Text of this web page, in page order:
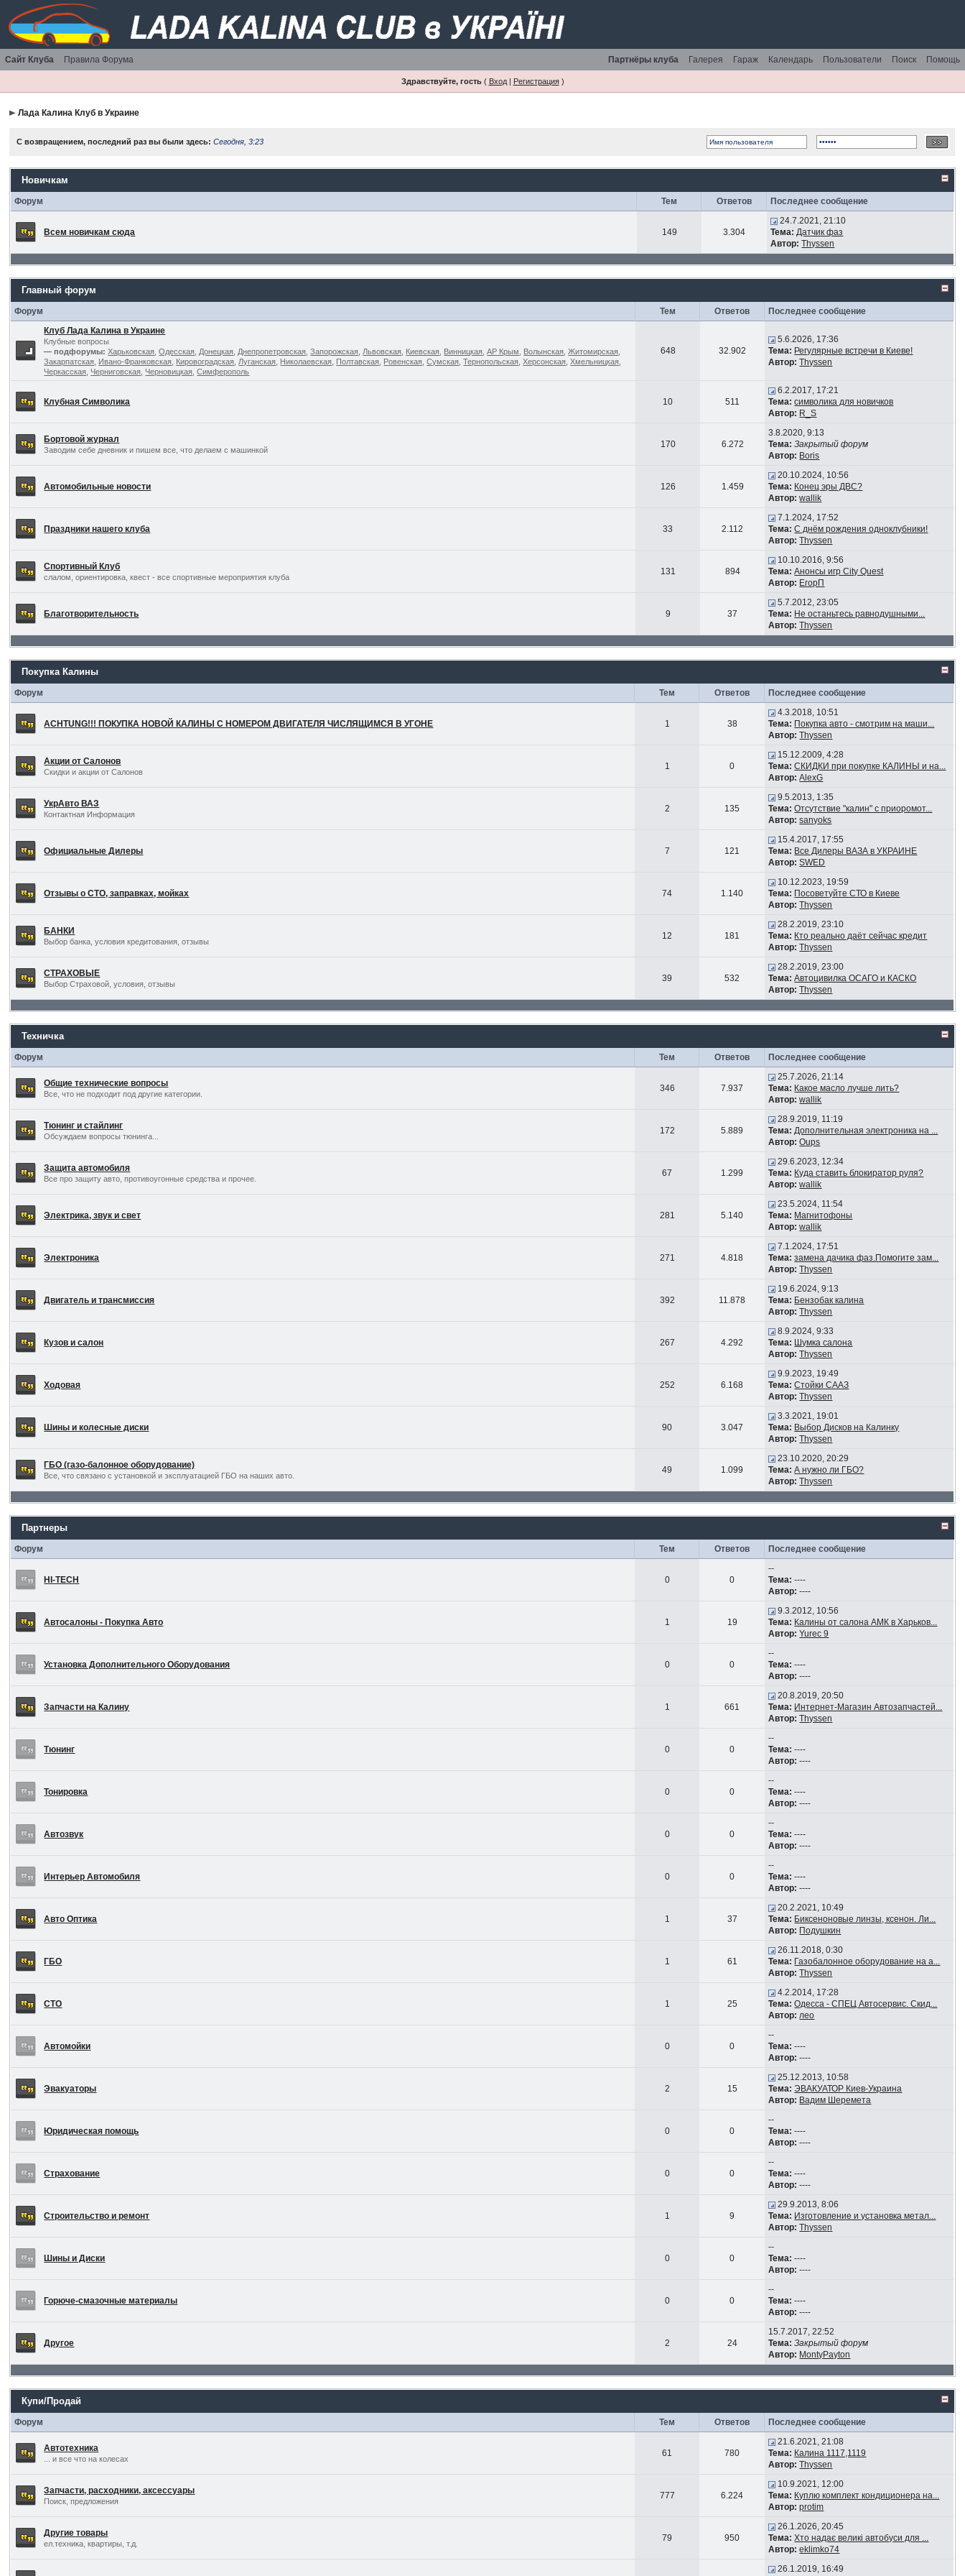
Сайт Клуба Правила Форума Помощь
Поиск
Пользователи
Календарь
Гараж
Галерея
Партнёры клуба
Здравствуйте, гость( Вход| Регистрация)
Лада Калина Клуб в Украине
С возвращением, последний раз вы были здесь:Сегодня, 3:23
Новичкам
Форум Тем Ответов Последнее сообщение
Всем новичкам сюда 149 3.304
24.7.2021, 21:10
Тема: Датчик фаз
Автор: Thyssen
Главный форум
Форум Тем Ответов
Последнее сообщение
Клуб Лада Калина в Украине
Клубные вопросы
— подфорумы: Харьковская ,Одесская Донецкая Днепропетровская ,Запорожская Львовская Киевская Винницкая ,АР Крым Волынская ,Житомирская
Закарпатская Ивано-Франковская Кировоградская Луганская Николаевская Полтавская Ровенская ,Сумская ,Тернопольская ,Херсонская ,Хмельницкая
Черкасская Черниговская Черновицкая ,Симферополь
648 32.902
5.6.2026, 17:36
Тема: Регулярные встречи в Киеве!
Автор: Thyssen
Клубная Символика 10 511
6.2.2017, 17:21
Тема: символика для новичков
Автор: R_S
Бортовой журнал
Заводим себе дневник и пишем все, что делаем с машинкой
170 6.272
3.8.2020, 9:13
Тема: Закрытый форум
Автор: Boris
Автомобильные новости 126 1.459
20.10.2024, 10:56
Тема: Конец эры ДВС?
Автор: wallik
Праздники нашего клуба 33 2.112
7.1.2024, 17:52
Тема: С днём рождения одноклубники!
Автор: Thyssen
Спортивный Клуб
слалом, ориентировка, квест - все спортивные мероприятия клуба
131 894
10.10.2016, 9:56
Тема: Анонсы игр City Quest
Автор: ЕгорП
Благотворительность 9 37
5.7.2012, 23:05
Тема: Не останьтесь равнодушными...
Автор: Thyssen
Покупка Калины
Форум Тем Ответов Последнее сообщение
ACHTUNG!!! ПОКУПКА НОВОЙ КАЛИНЫ С НОМЕРОМ ДВИГАТЕЛЯ ЧИСЛЯЩИМСЯ В УГОНЕ 1 38
4.3.2018, 10:51
Тема: Покупка авто - смотрим на маши...
Автор: Thyssen
Акции от Салонов
Скидки и акции от Салонов
1 0
15.12.2009, 4:28
Тема: СКИДКИ при покупке КАЛИНЫ и на...
Автор: AlexG
УкрАвто ВАЗ
Контактная Информация
2 135
9.5.2013, 1:35
Тема: Отсутствие "калин" с приоромот...
Автор: sanyoks
Официальные Дилеры 7 121
15.4.2017, 17:55
Тема: Все Дилеры ВАЗА в УКРАИНЕ
Автор: SWED
Отзывы о СТО, заправках, мойках 74 1.140
10.12.2023, 19:59
Тема: Посоветуйте СТО в Киеве
Автор: Thyssen
БАНКИ
Выбор банка, условия кредитования, отзывы
12 181
28.2.2019, 23:10
Тема: Кто реально даёт сейчас кредит
Автор: Thyssen
СТРАХОВЫЕ
Выбор Страховой, условия, отзывы
39 532
28.2.2019, 23:00
Тема: Автоцивилка ОСАГО и КАСКО
Автор: Thyssen
Техничка
Форум Тем Ответов Последнее сообщение
Общие технические вопросы
Все, что не подходит под другие категории.
346 7.937
25.7.2026, 21:14
Тема: Какое масло лучше лить?
Автор: wallik
Тюнинг и стайлинг
Обсуждаем вопросы тюнинга...
172 5.889
28.9.2019, 11:19
Тема: Дополнительная электроника на ...
Автор: Oups
Защита автомобиля
Все про защиту авто, противоугонные средства и прочее.
67 1.299
29.6.2023, 12:34
Тема: Куда ставить блокиратор руля?
Автор: wallik
Электрика, звук и свет 281 5.140
23.5.2024, 11:54
Тема: Магнитофоны
Автор: wallik
Электроника 271 4.818
7.1.2024, 17:51
Тема: замена дачика фаз.Помогите зам...
Автор: Thyssen
Двигатель и трансмиссия 392 11.878
19.6.2024, 9:13
Тема: Бензобак калина
Автор: Thyssen
Кузов и салон 267 4.292
8.9.2024, 9:33
Тема: Шумка салона
Автор: Thyssen
Ходовая 252 6.168
9.9.2023, 19:49
Тема: Стойки СААЗ
Автор: Thyssen
Шины и колесные диски 90 3.047
3.3.2021, 19:01
Тема: Выбор Дисков на Калинку
Автор: Thyssen
ГБО (газо-балонное оборудование)
Все, что связано с установкой и эксплуатацией ГБО на наших авто.
49 1.099
23.10.2020, 20:29
Тема: А нужно ли ГБО?
Автор: Thyssen
Партнеры
Форум Тем Ответов Последнее сообщение
HI-TECH 0 0
--
Тема: ----
Автор: ----
Автосалоны - Покупка Авто 1 19
9.3.2012, 10:56
Тема: Калины от салона АМК в Харьков...
Автор: Yurec 9
Установка Дополнительного Оборудования 0 0
--
Тема: ----
Автор: ----
Запчасти на Калину 1 661
20.8.2019, 20:50
Тема: Интернет-Магазин Автозапчастей...
Автор: Thyssen
Тюнинг 0 0
--
Тема: ----
Автор: ----
Тонировка 0 0
--
Тема: ----
Автор: ----
Автозвук 0 0
--
Тема: ----
Автор: ----
Интерьер Автомобиля 0 0
--
Тема: ----
Автор: ----
Авто Оптика 1 37
20.2.2021, 10:49
Тема: Биксеноновые линзы, ксенон. Ли...
Автор: Подушкин
ГБО 1 61
26.11.2018, 0:30
Тема: Газобалонное оборудование на а...
Автор: Thyssen
СТО 1 25
4.2.2014, 17:28
Тема: Одесса - СПЕЦ Автосервис. Скид...
Автор: лео
Автомойки 0 0
--
Тема: ----
Автор: ----
Эвакуаторы 2 15
25.12.2013, 10:58
Тема: ЭВАКУАТОР Киев-Украина
Автор: Вадим Шеремета
Юридическая помощь 0 0
--
Тема: ----
Автор: ----
Страхование 0 0
--
Тема: ----
Автор: ----
Строительство и ремонт 1 9
29.9.2013, 8:06
Тема: Изготовление и установка метал...
Автор: Thyssen
Шины и Диски 0 0
--
Тема: ----
Автор: ----
Горюче-смазочные материалы 0 0
--
Тема: ----
Автор: ----
Другое 2 24
15.7.2017, 22:52
Тема: Закрытый форум
Автор: MontyPayton
Купи/Продай
Форум Тем Ответов Последнее сообщение
Автотехника
... и все что на колесах
61 780
21.6.2021, 21:08
Тема: Калина 1117,1119
Автор: Thyssen
Запчасти, расходники, аксессуары
Поиск, предложения
777 6.224
10.9.2021, 12:00
Тема: Куплю комплект кондиционера на...
Автор: protim
Другие товары
ел.техника, квартиры, т.д.
79 950
26.1.2026, 20:45
Тема: Хто надає великі автобуси для ...
Автор: eklimko74
26.1.2019, 16:49